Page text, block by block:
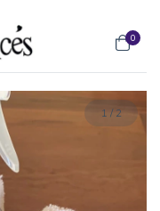
0
1 / 2